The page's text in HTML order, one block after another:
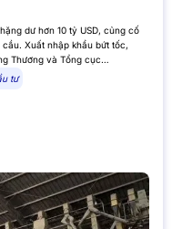
dư hơn 10 tỷ USD, củng cố
Xuất nhập khẩu bứt tốc,
Thương và Tổng cục…
tư